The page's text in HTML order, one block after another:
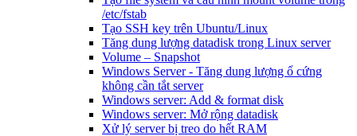
/etc/fstab
Tạo SSH key trên Ubuntu/Linux
Tăng dung lượng datadisk trong Linux server
Volume – Snapshot
Windows Server - Tăng dung lượng ổ cứng
không cần tắt server
Windows server: Add & format disk
Windows server: Mở rộng datadisk
Xử lý server bị treo do hết RAM